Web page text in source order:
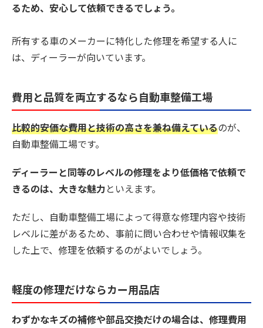
るため、安心して依頼できるでしょう。
所有する車のメーカーに特化した修理を希望する人に
は、ディーラーが向いています。
費用と品質を両立するなら自動車整備工場
比較的安価な費用と技術の高さを兼ね備えているのが、
自動車整備工場です。
ディーラーと同等のレベルの修理をより低価格で依頼で
きるのは、大きな魅力といえます。
ただし、自動車整備工場によって得意な修理内容や技術
レベルに差があるため、事前に問い合わせや情報収集を
した上で、修理を依頼するのがよいでしょう。
軽度の修理だけならカー用品店
わずかなキズの補修や部品交換だけの場合は、修理費用